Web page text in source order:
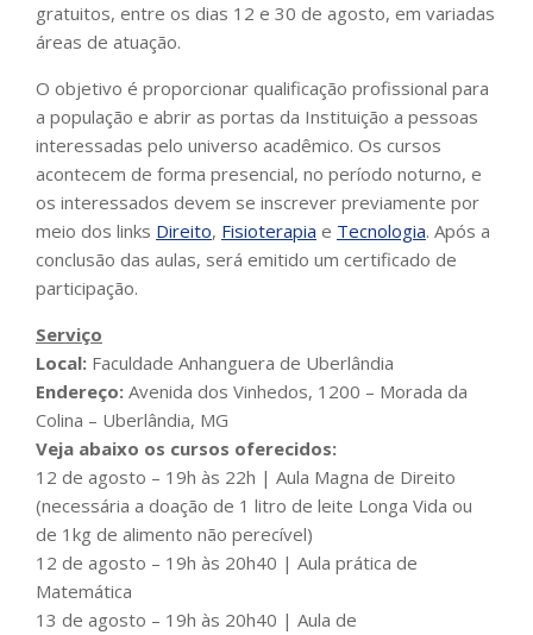
gratuitos, entre os dias 12 e 30 de agosto, em variadas
áreas de atuação.
O objetivo é proporcionar qualificação profissional para
a população e abrir as portas da Instituição a pessoas
interessadas pelo universo acadêmico. Os cursos
acontecem de forma presencial, no período noturno, e
os interessados devem se inscrever previamente por
meio dos links Direito, Fisioterapia e Tecnologia. Após a
conclusão das aulas, será emitido um certificado de
participação.
Serviço
Local: Faculdade Anhanguera de Uberlândia
Endereço: Avenida dos Vinhedos, 1200 – Morada da
Colina – Uberlândia, MG
Veja abaixo os cursos oferecidos:
12 de agosto – 19h às 22h | Aula Magna de Direito
(necessária a doação de 1 litro de leite Longa Vida ou
de 1kg de alimento não perecível)
12 de agosto – 19h às 20h40 | Aula prática de
Matemática
13 de agosto – 19h às 20h40 | Aula de